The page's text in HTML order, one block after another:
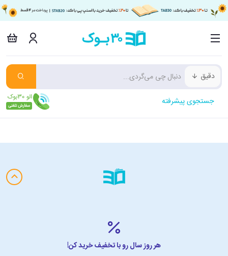
دقیق
جستجوی پیشرفته
هر روز سال رو با تخفیف خرید کن!